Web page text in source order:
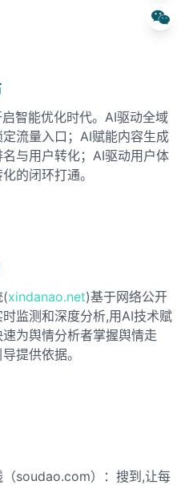
智能优化时代。AI驱动全域
流量入口；AI赋能内容生成
与用户转化；AI驱动用户体
的闭环打通。
(xindanao.net)基于网络公开
监测和深度分析,用AI技术赋
为舆情分析者掌握舆情走
提供依据。
soudao.com）：搜到,让每